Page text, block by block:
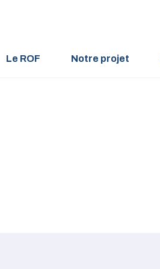
Le ROF Notre projet